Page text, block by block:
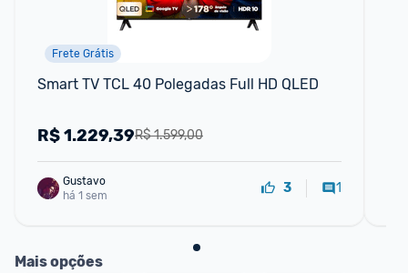
Frete Grátis
Smart TV TCL 40 Polegadas Full HD QLED
R$ 1.599,00
R$1.229,39
Gustavo
há 1 sem
3 1
Mais opções